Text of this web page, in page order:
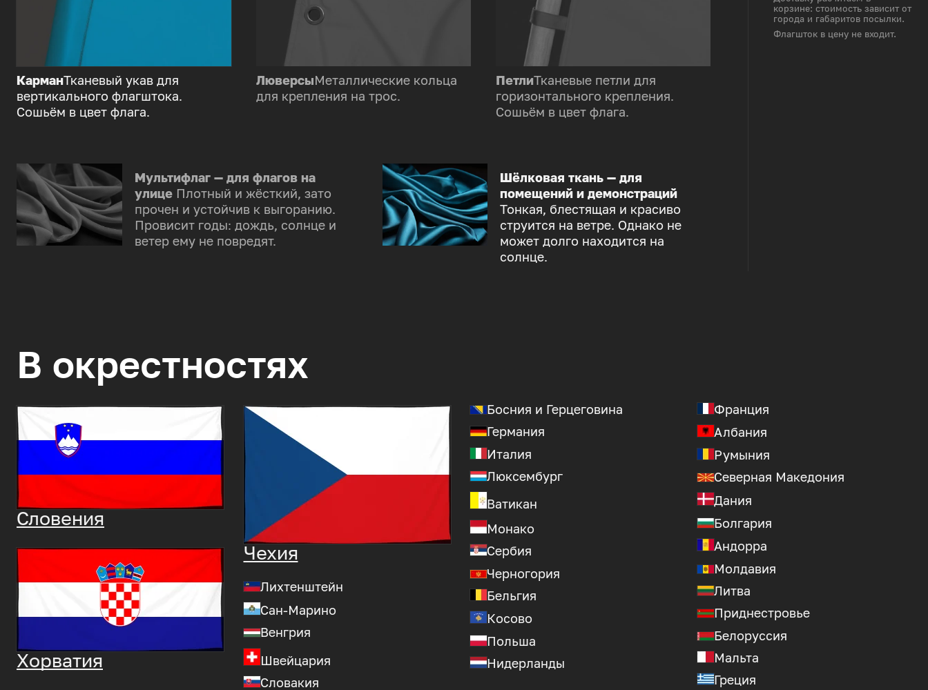
КарманТканевый укав для
вертикального флагштока.
Сошьём в цвет флага.
ЛюверсыМеталлические кольца
для крепления на трос.
ПетлиТканевые петли для
горизонтального крепления.
Сошьём в цвет флага.
Мультифлаг — для флагов на
улицеПлотный и жёсткий, зато
прочен и устойчив к выгоранию.
Провисит годы: дождь, солнце и
ветер ему не повредят.
Шёлковая ткань — для
помещений и демонстраций
Тонкая, блестящая и красиво
струится на ветре. Однако не
может долго находится на
солнце.
корзине: стоимость зависит от
города и габаритов посылки.
Флагшток в цену не входит.
В окрестностях
Словения
Хорватия
Чехия
Лихтенштейн
Сан-Марино
Венгрия
Швейцария
Словакия
Босния и Герцеговина
Германия
Италия
Люксембург
Ватикан
Монако
Сербия
Черногория
Бельгия
Косово
Польша
Нидерланды
Франция
Албания
Румыния
Северная Македония
Дания
Болгария
Андорра
Молдавия
Литва
Приднестровье
Белоруссия
Мальта
Греция